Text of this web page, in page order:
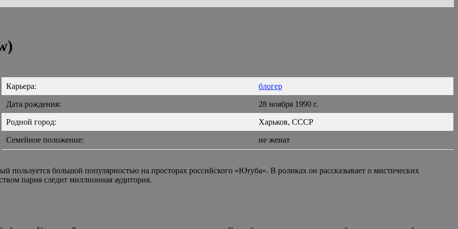
Карьера: блогер
Дата рождения: 28 ноября 1990 г.
Родной город: Харьков, СССР
Семейное положение: не женат
пользуется большой популярностью на просторах российского «Ютуба». В роликах он рассказывает о мистических
парня следит миллионная аудитория.